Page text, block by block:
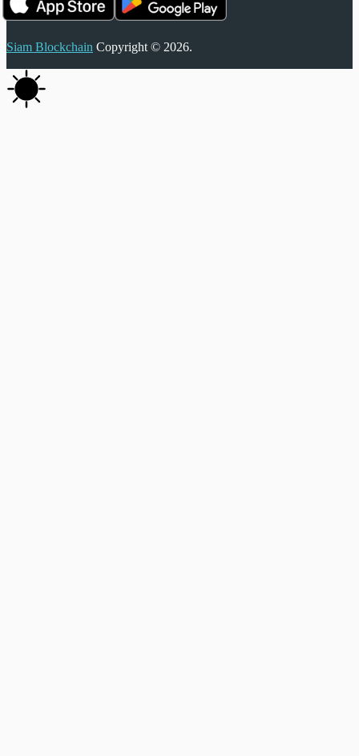
Siam Blockchain Copyright © 2026.